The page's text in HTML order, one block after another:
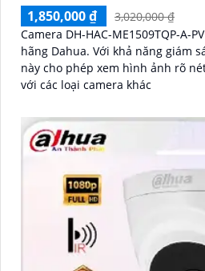
1,850,000 ₫
3,020,000 ₫
Camera DH-HAC-ME1509TQP-A-
hãng Dahua. Với khả năng giám sát ban đêm tối ưu hơn CMOS, camera
này cho phép xem hình ảnh rõ
với các loại camera khác